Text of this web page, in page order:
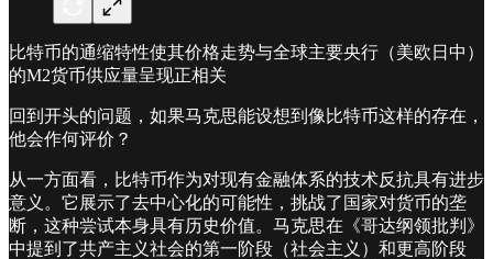
比特币的通缩特性使其价格走势与全球主要央行（美欧日中）
的M2货币供应量呈现正相关
回到开头的问题，如果马克思能设想到像比特币这样的存在，
他会作何评价？
从一方面看，比特币作为对现有金融体系的技术反抗具有进步
意义。它展示了去中心化的可能性，挑战了国家对货币的垄
断，这种尝试本身具有历史价值。马克思在《哥达纲领批判》
中提到了共产主义社会的第一阶段（社会主义）和更高阶段